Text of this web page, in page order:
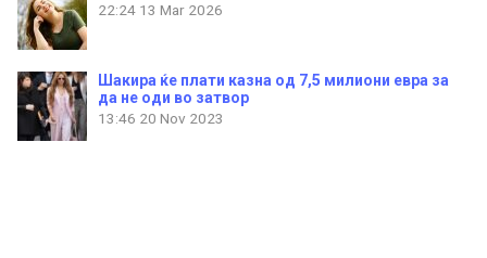
22:24 13 Mar 2026
Шакира ќе плати казна од 7,5 милиони евра за
да не оди во затвор
13:46 20 Nov 2023